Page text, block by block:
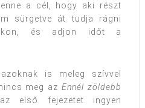
a cél, hogy aki részt
sürgetve át tudja rágni
és adjon időt a
is meleg szívvel
meg azEnnél zöldebb
első fejezetet ingyen